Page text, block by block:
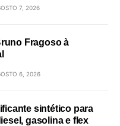
7, 2026
Fragoso à
6, 2026
sintético para
gasolina e flex